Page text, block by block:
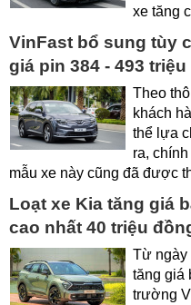
xe tăng
VinFast bổ sung tùy
giá pin 384 - 493
Theo
khách
thể lựa
ra,
mẫu xe này cũng đã được
Loạt xe Kia tăng giá
cao nhất 40 triệu
Từ ngày
tăng giá
trường